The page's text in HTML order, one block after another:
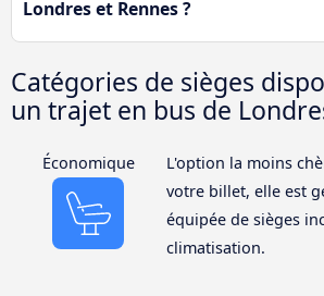
Londres et Rennes ?
Catégories de sièges
un trajet en bus de
Économique
L'option la moins
votre billet, elle est
équipée de sièges
climatisation.